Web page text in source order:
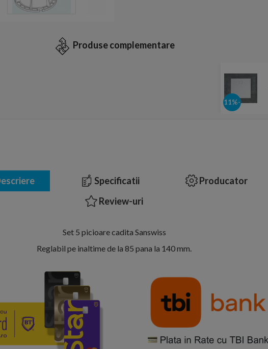
Produse complementare
-11%
Specificatii
Producator
Review-uri
Set 5 picioare cadita Sanswiss
Reglabil pe inaltime de la 85 pana la 140 mm.